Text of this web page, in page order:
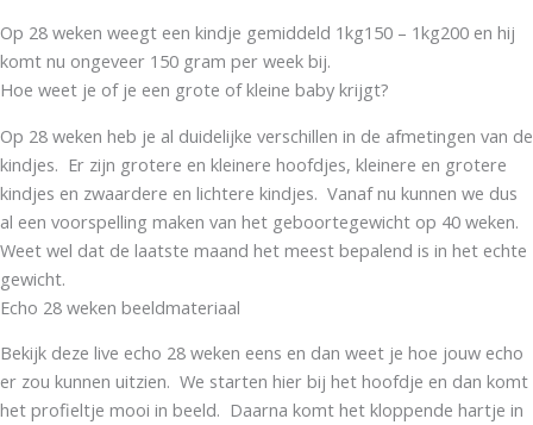
Op 28 weken weegt een kindje gemiddeld 1kg150 – 1kg200 en hij
komt nu ongeveer 150 gram per week bij.
Hoe weet je of je een grote of kleine baby krijgt?
Op 28 weken heb je al duidelijke verschillen in de afmetingen van de
kindjes. Er zijn grotere en kleinere hoofdjes, kleinere en grotere
kindjes en zwaardere en lichtere kindjes. Vanaf nu kunnen we dus
al een voorspelling maken van het geboortegewicht op 40 weken.
Weet wel dat de laatste maand het meest bepalend is in het echte
gewicht.
Echo 28 weken beeldmateriaal
Bekijk deze live echo 28 weken eens en dan weet je hoe jouw echo
er zou kunnen uitzien. We starten hier bij het hoofdje en dan komt
het profieltje mooi in beeld. Daarna komt het kloppende hartje in